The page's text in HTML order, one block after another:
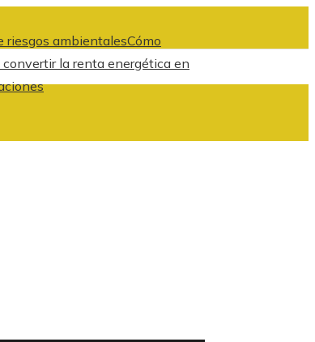
riesgos ambientalesCómo
la renta energética en